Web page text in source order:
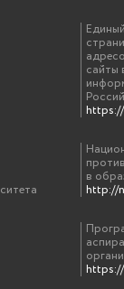
сайты
https://
в
http://